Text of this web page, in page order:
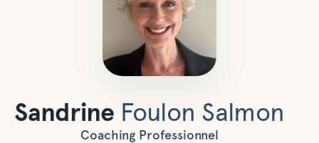
Sandrine Foulon Salmon
Coaching Professionnel